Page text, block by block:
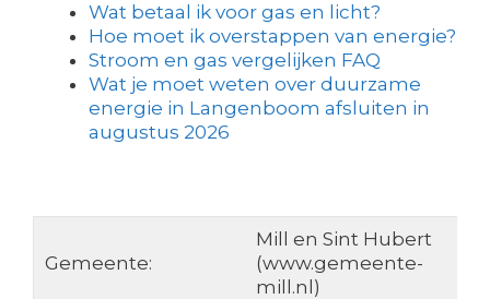
Wat betaal ik voor gas en licht?
Hoe moet ik overstappen van energie?
Stroom en gas vergelijken FAQ
Wat je moet weten over duurzame
energie in Langenboom afsluiten in
augustus 2026
Gemeente:
Mill en Sint Hubert
(www.gemeente-
mill.nl)